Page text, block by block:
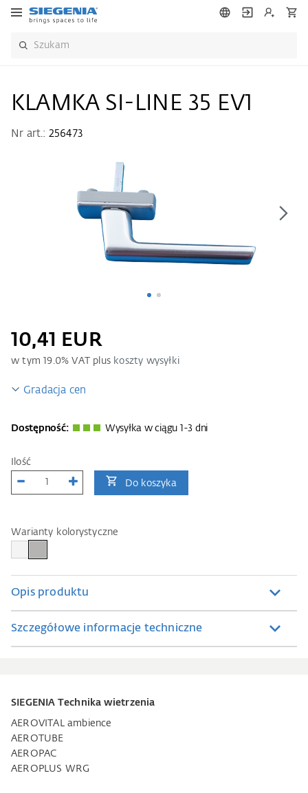
KLAMKA SI-LINE 35 EV1
Nr art.: 256473
10,41 EUR
w tym19.0% VAT plus koszty wysyłki
Gradacja cen
Dostępność: Wysyłka w ciągu 1-3 dni
Ilość
Do koszyka
Warianty kolorystyczne
Opis produktu
Szczegółowe informacje techniczne
SIEGENIA Technika wietrzenia
AEROVITAL ambience
AEROTUBE
AEROPAC
AEROPLUS WRG